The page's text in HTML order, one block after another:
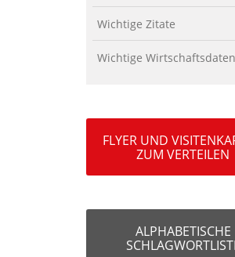
Wichtige Zitate
Wichtige Wirtschaftsdaten
FLYER UND
ZUM VERTEILEN
ALPHABETISCHE